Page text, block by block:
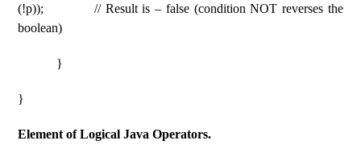
(!p)); // Result is – false (condition NOT reverses the
boolean)
}
}
Element of Logical Java Operators.